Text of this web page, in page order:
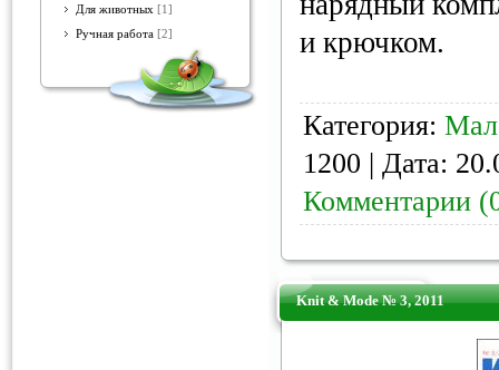
Для животных [1]
Ручная работа [2]
и крючком.
Категория:
1200 | Дата:
Комментарии
Knit & Mode № 3, 2011